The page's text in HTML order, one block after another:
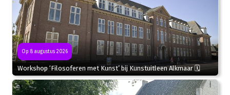
Op 8 augustus 2026
Workshop ‘Filosoferen met Kunst’ bij Kunstuitleen Alkmaar 🗓